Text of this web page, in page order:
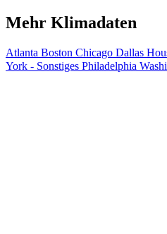
Mehr Klimadaten
Atlanta Boston Chicago Dallas
York - Sonstiges Philadelphia